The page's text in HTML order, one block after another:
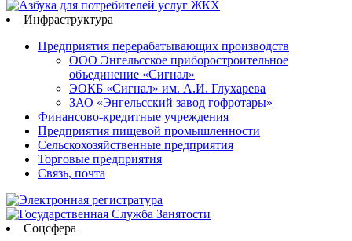
Инфраструктура
Предприятия перерабатывающих производств
ООО Энгельсское приборостроительное
объединение «Сигнал»
ЭОКБ «Сигнал» им. А.И. Глухарева
ЗАО «Энгельсский завод гофротары»
Финансово-кредитные учреждения
Предприятия пищевой промышленности
Сельскохозяйственные предприятия
Торговые предприятия
Связь, почта
Соцсфера